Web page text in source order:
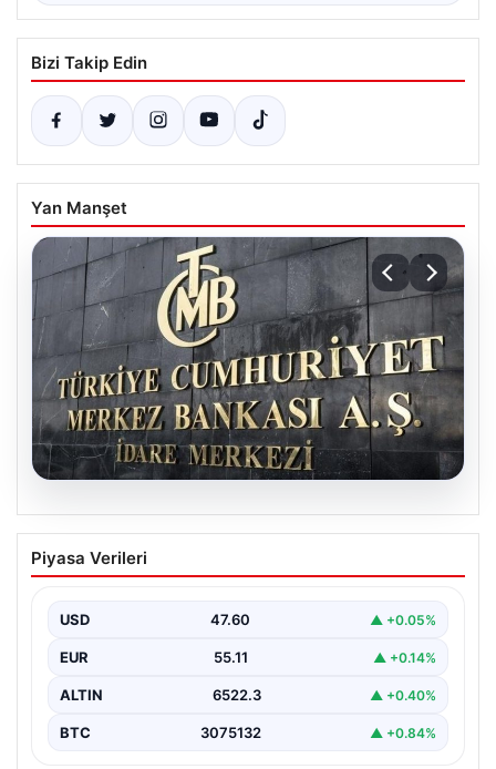
Bizi Takip Edin
Yan Manşet
04.08.2026
Nisan Ayı Merkez Bankası Kararı: Tarih
ve Ekonomistlerin Beklentileri
Kurulu'nun Nisan ayı faiz kararını açıklamak üzere
gerçekleştireceği…
Piyasa Verileri
USD 47.60 ▲ +0.05%
EUR 55.11 ▲ +0.14%
ALTIN 6522.3 ▲ +0.40%
BTC 3075132 ▲ +0.84%